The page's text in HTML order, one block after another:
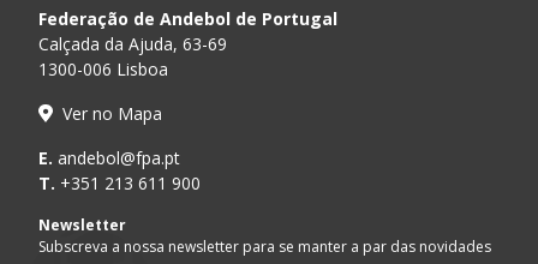
Federação de Andebol de Portugal
Calçada da Ajuda, 63-69
1300-006 Lisboa
Ver no Mapa
E. andebol@fpa.pt
T. +351 213 611 900
Newsletter
Subscreva a nossa newsletter para se manter a par das novidades